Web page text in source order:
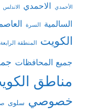
الأحمدي الاحمدي الاندلس
السالمية السرة
الكويت المنطقة الرابعة
جميع المحافظات
مناطق
خصوصي سلوى